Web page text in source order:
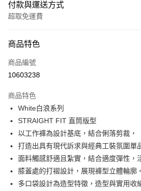
付款與運送方式
超取免運費
信用卡一次付款
LINE Pay
街口支付
悠遊付
Google Pay
貨到付款
運送方式
商品特色
商品編號
10603238
商品特色
White白浪系列
STRAIGHT FIT 直筒版型
以工作褲為設計基底，結合俐落剪裁，
打造出具有現代訴求與經典工裝氛圍單
面料觸感舒適且紮實，結合適度彈性，
膝蓋處的打褶設計，展現褲型立體輪廓。
多口袋設計為造型特徵，造型與實用收